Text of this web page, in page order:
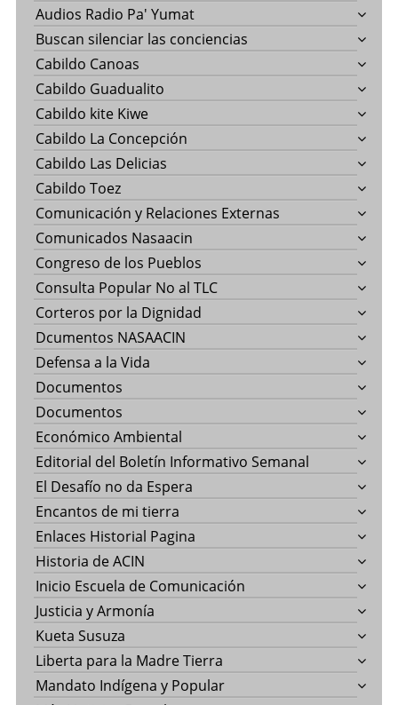
Audios Radio Pa' Yumat
Buscan silenciar las conciencias
Cabildo Canoas
Cabildo Guadualito
Cabildo kite Kiwe
Cabildo La Concepción
Cabildo Las Delicias
Cabildo Toez
Comunicación y Relaciones Externas
Comunicados Nasaacin
Congreso de los Pueblos
Consulta Popular No al TLC
Corteros por la Dignidad
Dcumentos NASAACIN
Defensa a la Vida
Documentos
Documentos
Económico Ambiental
Editorial del Boletín Informativo Semanal
El Desafío no da Espera
Encantos de mi tierra
Enlaces Historial Pagina
Historia de ACIN
Inicio Escuela de Comunicación
Justicia y Armonía
Kueta Susuza
Liberta para la Madre Tierra
Mandato Indígena y Popular